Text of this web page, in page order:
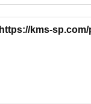
https://kms-sp.com/